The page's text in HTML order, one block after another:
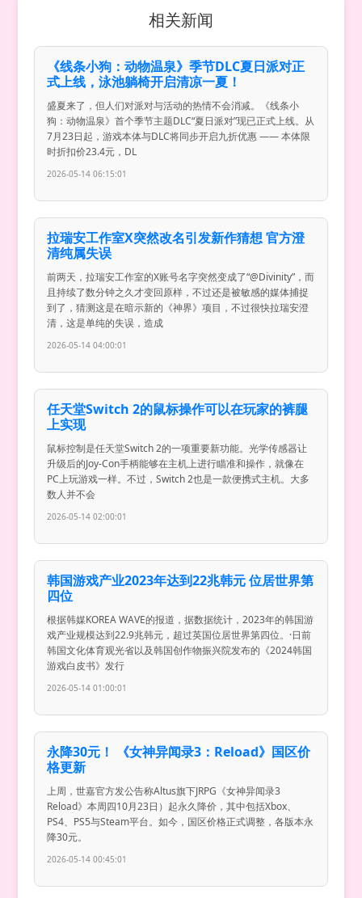
相关新闻
《线条小狗：动物温泉》季节DLC夏日派对正
式上线，泳池躺椅开启清凉一夏！
盛夏来了，但人们对派对与活动的热情不会消减。《线条小
狗：动物温泉》首个季节主题DLC“夏日派对”现已正式上线。从
7月23日起，游戏本体与DLC将同步开启九折优惠 —— 本体限
时折扣价23.4元，DL
2026-05-14 06:15:01
拉瑞安工作室X突然改名引发新作猜想 官方澄
清纯属失误
前两天，拉瑞安工作室的X账号名字突然变成了“@Divinity”，而
且持续了数分钟之久才变回原样，不过还是被敏感的媒体捕捉
到了，猜测这是在暗示新的《神界》项目，不过很快拉瑞安澄
清，这是单纯的失误，造成
2026-05-14 04:00:01
任天堂Switch 2的鼠标操作可以在玩家的裤腿
上实现
鼠标控制是任天堂Switch 2的一项重要新功能。光学传感器让
升级后的Joy-Con手柄能够在主机上进行瞄准和操作，就像在
PC上玩游戏一样。不过，Switch 2也是一款便携式主机。大多
数人并不会
2026-05-14 02:00:01
韩国游戏产业2023年达到22兆韩元 位居世界第
四位
根据韩媒KOREA WAVE的报道，据数据统计，2023年的韩国游
戏产业规模达到22.9兆韩元，超过英国位居世界第四位。·日前
韩国文化体育观光省以及韩国创作物振兴院发布的《2024韩国
游戏白皮书》发行
2026-05-14 01:00:01
永降30元！ 《女神异闻录3：Reload》国区价
格更新
上周，世嘉官方发公告称Altus旗下JRPG《女神异闻录3
Reload》本周四10月23日）起永久降价，其中包括Xbox、
PS4、PS5与Steam平台。如今，国区价格正式调整，各版本永
降30元。
2026-05-14 00:45:01